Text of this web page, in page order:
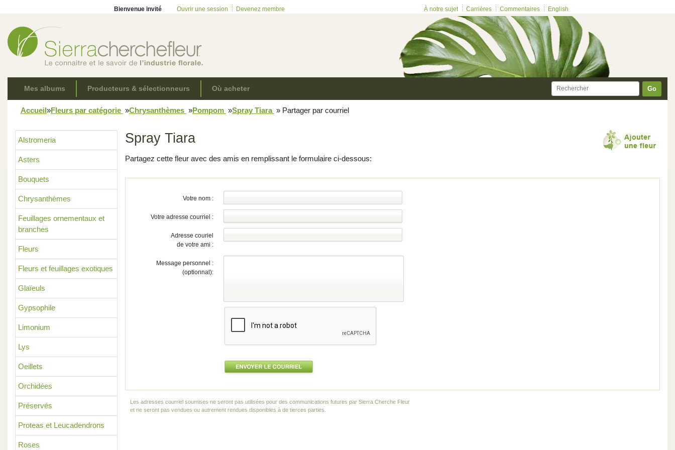
Bienvenue invité Ouvrir une session Devenez membre À notre sujet Carrières Commentaires English
Mes albums Producteurs & sélectionneurs Où acheter Go
Accueil»Fleurs par catégorie »Chrysanthèmes »Pompom »Spray Tiara » Partager par courriel
Alstromeria
Asters
Bouquets
Chrysanthèmes
Feuillages ornementaux et
branches
Fleurs
Fleurs et feuillages exotiques
Glaïeuls
Gypsophile
Limonium
Lys
Oeillets
Orchidées
Préservés
Proteas et Leucadendrons
Roses
Spray Tiara
Partagez cette fleur avec des amis en remplissant le formulaire ci-dessous:
Votre nom :
Votre adresse courriel :
Adresse couriel
de votre ami :
Message personnel :
(optionnal):
Les adresses courriel soumises ne seront pas utilisées pour des communications futures par Sierra Cherche Fleur
et ne seront pas vendues ou autrement rendues disponibles à de tierces parties.